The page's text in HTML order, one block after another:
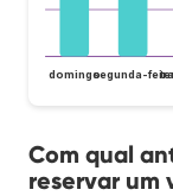
domingosegunda-feira
Com qual
reservar um